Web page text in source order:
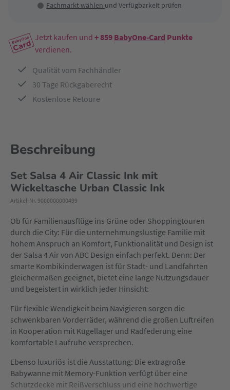
Fachmarkt wählen und Verfügbarkeit prüfen
Jetzt kaufen und + 859 BabyOne-Card Punkte
verdienen.
Qualität vom Fachhändler
30 Tage Rückgaberecht
Kostenlose Retoure
Beschreibung
Set Salsa 4 Air Classic Ink mit
Wickeltasche Urban Classic Ink
Artikel-Nr. 9000000000499
Ob für Familienausflüge ins Grüne oder Shoppingtouren
durch die City: Für die unternehmungslustige Familie mit
hohem Anspruch an Komfort, Funktionalität und Design ist
der Salsa 4 Air von ABC Design einfach perfekt. Denn: Der
smarte Kombikinderwagen ist für Stadt- und Landfahrten
gleichermaßen geeignet, bietet eine lange Nutzungsdauer
und begeistert in wirklich jeder Hinsicht:
Für flexible Wendigkeit beim Navigieren sorgen die
schwenkbaren Vorderräder, während die großen Luftreifen
in Kooperation mit Kugellager und Radfederung eine
komfortable Laufruhe versprechen.
Ebenso luxuriös ist die Ausstattung: Die extragroße
Babywanne mit Memory-Funktion verfügt über eine
Schutzdecke mit Reißverschluss und eine hochwertige